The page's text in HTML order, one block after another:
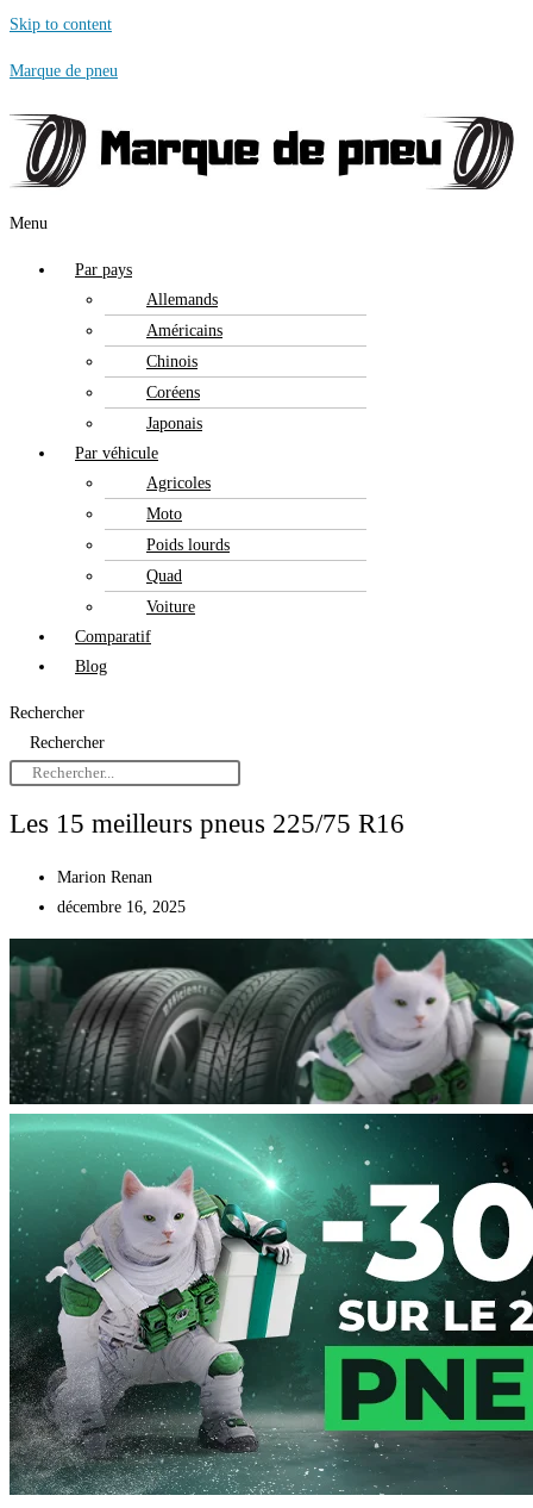
Skip to content
Marque de pneu
Menu
Par pays
Allemands
Américains
Chinois
Coréens
Japonais
Par véhicule
Agricoles
Moto
Poids lourds
Quad
Voiture
Comparatif
Blog
Rechercher
Rechercher
Les 15 meilleurs pneus 225/75 R16
Marion Renan
décembre 16, 2025